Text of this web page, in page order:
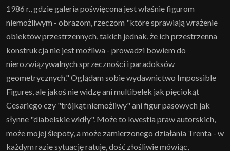
1986 r., gdzie galeria poświęcona jest właśnie figurom
niemożliwym - obrazom, rzeczom "które sprawiają wrażenie
obiektów przestrzennych, takich jednak, że ich przestrzenna
konstrukcja nie jest możliwa - prowadzi bowiem do
nierozwiązywalnych sprzeczności i paradoksów
geometrycznych." Oglądam sobie wydawnictwo Impossible
Figures, ale jakoś nie widzę ani multibelek jak pięciokąt
Cesariego czy "trójkąt niemożliwy" ani figur pasowych jak
słynne "diabelskie widły". Może to kwestia praw autorskich,
może mojej ślepoty, a może zamierzonego działania Trenta - w
każdym razie sytuację ratuje, dość złośliwie mówiąc,